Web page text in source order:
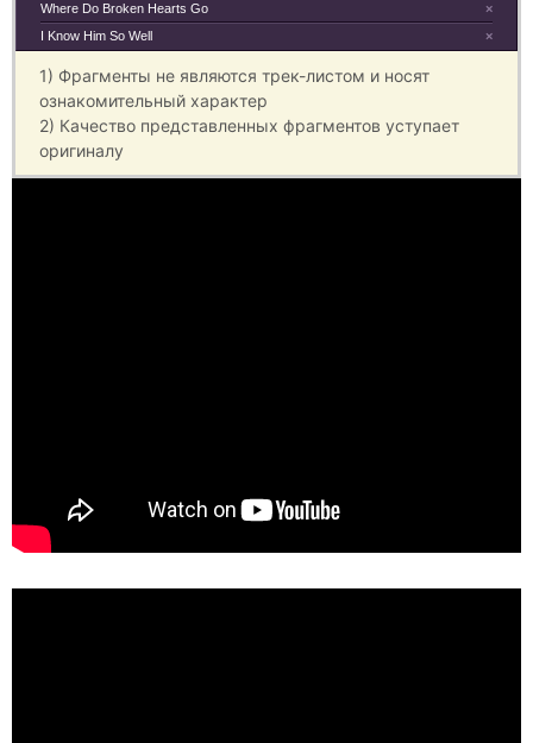
×
Where Do Broken Hearts Go
×
I Know Him So Well
1) Фрагменты не являются трек-листом и носят
ознакомительный характер
2) Качество представленных фрагментов уступает
оригиналу